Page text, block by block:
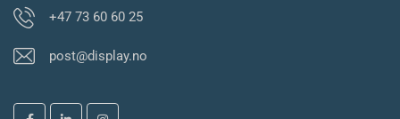
+47 73 60 60 25
post@display.no